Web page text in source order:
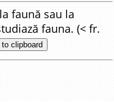
faună sau la
fauna. (< fr.
clipboard